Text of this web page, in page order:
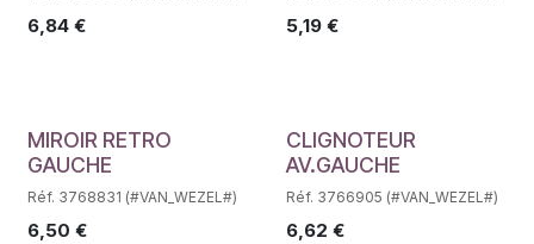
6,84 € 5,19€
Déstockage
MIROIR RETRO
GAUCHE
Réf. 3768831 (#VAN_WEZEL#)
6,50 €
Déstockage
CLIGNOTEUR
AV.GAUCHE
Réf. 3766905 (#VAN_WEZEL#)
6,62 €